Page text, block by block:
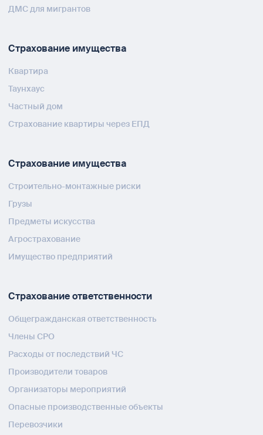
ДМС для мигрантов
Страхование имущества
Квартира
Таунхаус
Частный дом
Страхование квартиры через ЕПД
Страхование имущества
Строительно-монтажные риски
Грузы
Предметы искусства
Агрострахование
Имущество предприятий
Страхование ответственности
Общегражданская ответственность
Члены СРО
Расходы от последствий ЧС
Производители товаров
Организаторы мероприятий
Опасные производственные объекты
Перевозчики